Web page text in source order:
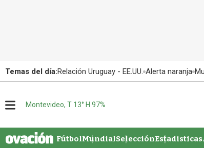
Temas del día:Relación Uruguay - EE.UU. Alerta naranja
u
Montevideo, T 13° H 97%
FútbolMundialSelecciónEstadisticas